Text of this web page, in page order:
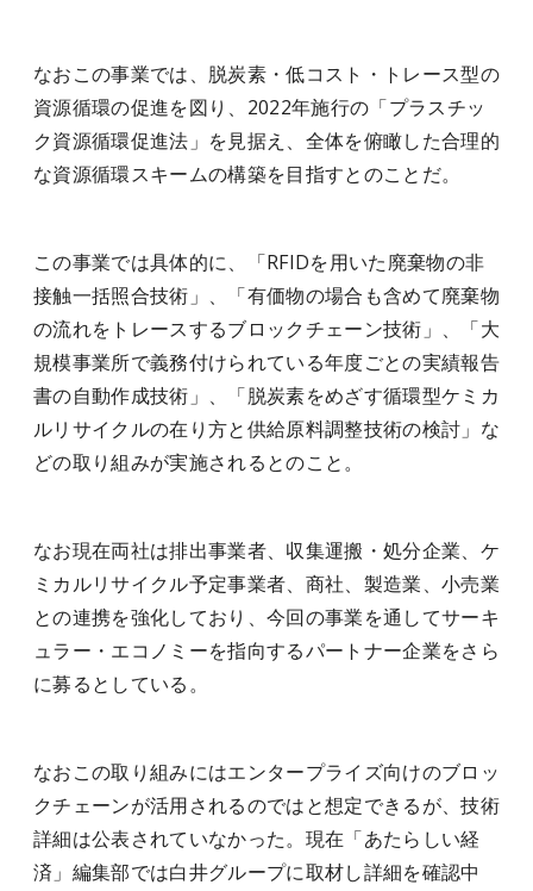
なおこの事業では、脱炭素・低コスト・トレース型の
資源循環の促進を図り、2022年施行の「プラスチッ
ク資源循環促進法」を見据え、全体を俯瞰した合理的
な資源循環スキームの構築を目指すとのことだ。
この事業では具体的に、「RFIDを用いた廃棄物の非
接触一括照合技術」、「有価物の場合も含めて廃棄物
の流れをトレースするブロックチェーン技術」、「大
規模事業所で義務付けられている年度ごとの実績報告
書の自動作成技術」、「脱炭素をめざす循環型ケミカ
ルリサイクルの在り方と供給原料調整技術の検討」な
どの取り組みが実施されるとのこと。
なお現在両社は排出事業者、収集運搬・処分企業、ケ
ミカルリサイクル予定事業者、商社、製造業、小売業
との連携を強化しており、今回の事業を通してサーキ
ュラー・エコノミーを指向するパートナー企業をさら
に募るとしている。
なおこの取り組みにはエンタープライズ向けのブロッ
クチェーンが活用されるのではと想定できるが、技術
詳細は公表されていなかった。現在「あたらしい経
済」編集部では白井グループに取材し詳細を確認中